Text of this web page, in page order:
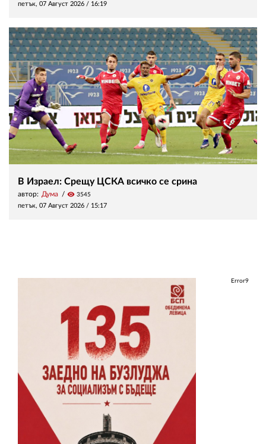
петък, 07 Август 2026 / 16:19
В Израел: Срещу ЦСКА всичко се срина
автор: Дума visibility 3545
петък, 07 Август 2026 / 15:17
Error9